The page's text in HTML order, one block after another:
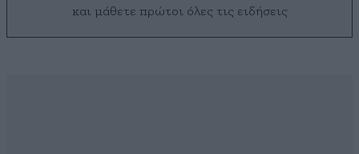
και μάθετε πρώτοι όλες τις ειδήσεις